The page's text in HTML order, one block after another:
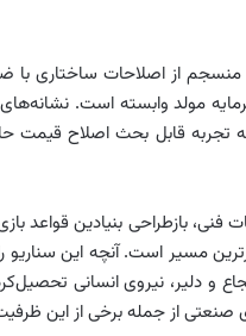
از اصلاحات ساختاری با
مولد وابسته است. نشانه‌های
تجربه قابل بحث اصلاح قیمت
فنی، بازطراحی بنیادین قواعد
مسیر است. آنچه این
و دلیر، نیروی انسانی
صنعتی از جمله برخی از این